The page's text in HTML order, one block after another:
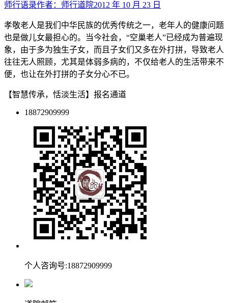
师行语录作者： 师行道院2012 年 10 月 23 日
孝敬老人是我们中华民族的优秀传统之一，老年人的健康问题
也是做儿女最担心的。当今社会，“空巢老人”已经成为普遍现
象，由于多为独生子女，而且子女们又多在外打拼，导致老人
往往无人照顾，尤其是体弱多病的，不仅给老人的生活带来不
便，也让在外打拼的子女分心不已。
【智慧传承，恬淡生活】报名通道
18872909999
个人咨询号:18872909999